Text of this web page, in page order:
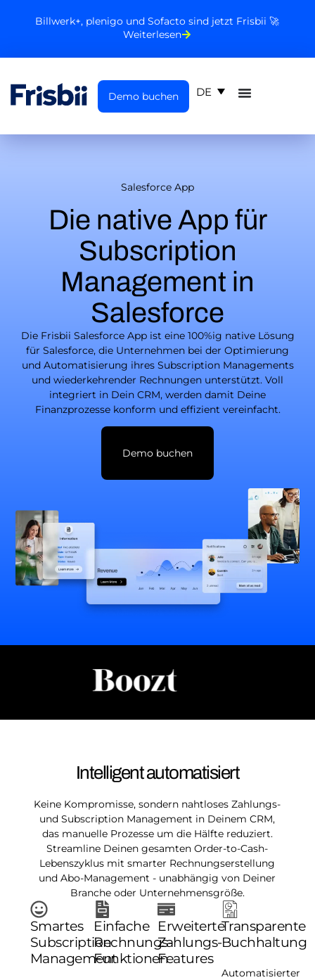
Billwerk+, plenigo und Sofacto sind jetzt Frisbii 🚀
Weiterlesen
Demo buchen DE
Salesforce App
Die native App für
Subscription
Management in
Salesforce
Die Frisbii Salesforce App ist eine 100%ig native Lösung
für Salesforce, die Unternehmen bei der Optimierung
und Automatisierung ihres Subscription Managements
und wiederkehrender Rechnungen unterstützt. Voll
integriert in Dein CRM, werden damit Deine
Finanzprozesse konform und effizient vereinfacht.
Demo buchen
Intelligent automatisiert
Keine Kompromisse, sondern nahtloses Zahlungs-
und Subscription Management in Deinem CRM,
das manuelle Prozesse um die Hälfte reduziert.
Streamline Deinen gesamten Order-to-Cash-
Lebenszyklus mit smarter Rechnungserstellung
und Abo-Management - unabhängig von Deiner
Branche oder Unternehmensgröße.
Smartes
Subscription
Management
Einfache
Rechnungs-
Funktionen
Erweiterte
Zahlungs-
Features
Transparente
Buchhaltung
Automatisierter